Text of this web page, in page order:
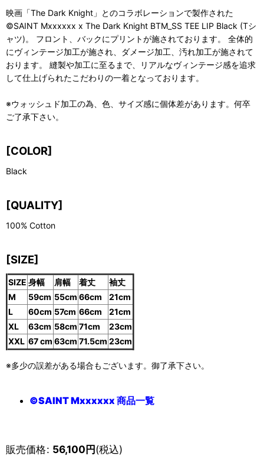
映画「The Dark Knight」とのコラボレーションで製作された
©SAINT Mxxxxxx x The Dark Knight BTM_SS TEE LIP Black (Tシ
ャツ)。 フロント、バックにプリントが施されております。 全体的
にヴィンテージ加工が施され、ダメージ加工、汚れ加工が施されて
おります。 縫製や加工に至るまで、リアルなヴィンテージ感を追求
して仕上げられたこだわりの一着となっております。
※ウォッシュド加工の為、色、サイズ感に個体差があります。何卒
ご了承下さい。
[COLOR]
Black
[QUALITY]
100% Cotton
[SIZE]
SIZE 身幅 肩幅 着丈
袖丈
M
59cm 55cm 66cm
21cm
L
60cm 57cm 66cm
21cm
XL
63cm 58cm 71cm
23cm
XXL 67 cm 63cm 71.5cm 23cm
※多少の誤差がある場合もございます。御了承下さい。
©SAINT Mxxxxxx 商品一覧
販売価格: 56,100円(税込)